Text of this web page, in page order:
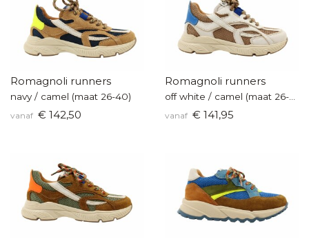
Romagnoli runners
navy / camel (maat 26-40)
vanaf € 142,50
Romagnoli runners
vanaf € 141,95